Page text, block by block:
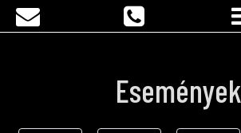
Események